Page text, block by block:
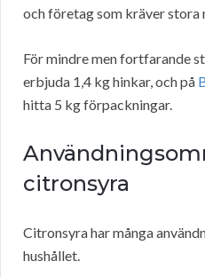
och företag som kräver stora
För mindre men fortfarande
erbjuda 1,4 kg hinkar, och på
hitta 5 kg förpackningar.
citronsyra
Citronsyra har många
hushållet.